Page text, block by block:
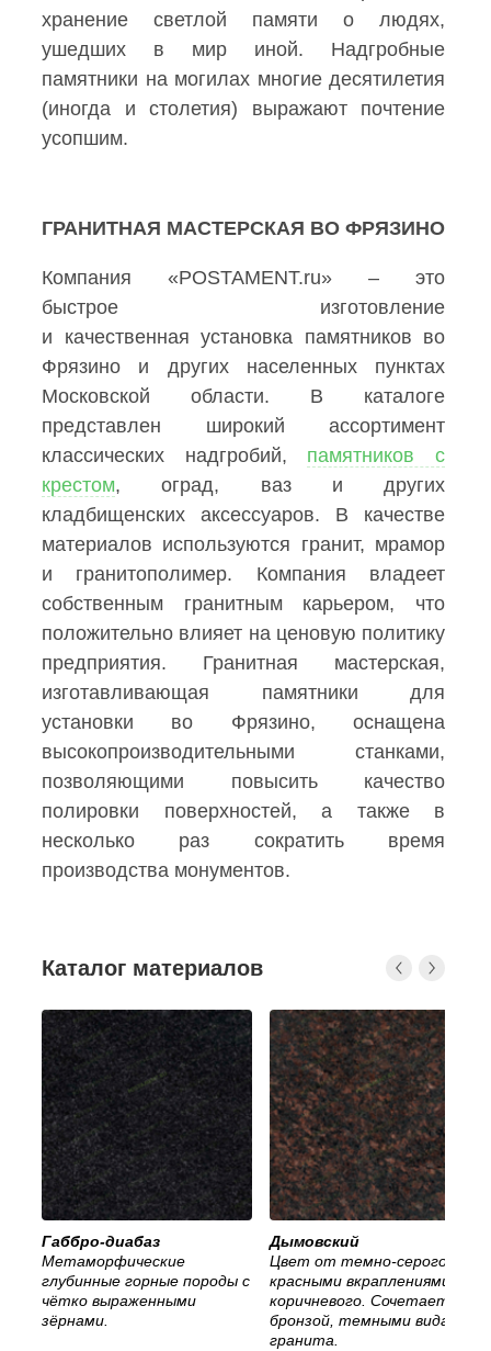
хранение светлой памяти о людях,
ушедших в мир иной. Надгробные
памятники на могилах многие десятилетия
(иногда и столетия) выражают почтение
усопшим.
ГРАНИТНАЯ МАСТЕРСКАЯ ВО ФРЯЗИНО
Компания «POSTAMENT.ru» – это
быстрое изготовление
и качественная установка памятников во
Фрязино и других населенных пунктах
Московской области. В каталоге
представлен широкий ассортимент
классических надгробий, памятников с
крестом, оград, ваз и других
кладбищенских аксессуаров. В качестве
материалов используются гранит, мрамор
и гранитополимер. Компания владеет
собственным гранитным карьером, что
положительно влияет на ценовую политику
предприятия. Гранитная мастерская,
изготавливающая памятники для
установки во Фрязино, оснащена
высокопроизводительными станками,
позволяющими повысить качество
полировки поверхностей, а также в
несколько раз сократить время
производства монументов.
Каталог материалов
Габбро-диабаз
Метаморфические
глубинные горные породы с
чётко выраженными
зёрнами.
Дымовский
Цвет от темно-серого с
красными вкраплениями, до
коричневого. Сочетается с
бронзой, темными видами
гранита.